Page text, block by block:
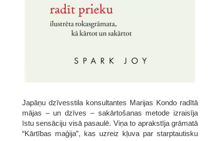
Japāņu dzīvesstila konsultantes Marijas Kondo radītā
mājas – un dzīves – sakārtošanas metode izraisīja
īstu sensāciju visā pasaulē. Viņa to aprakstīja grāmatā
“Kārtības maģija”, kas uzreiz kļuva par starptautisku